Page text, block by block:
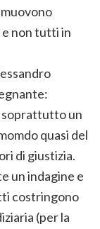
non tutti in
soprattutto un
quasi del
di giustizia.
un indagine e
costringono
(per la